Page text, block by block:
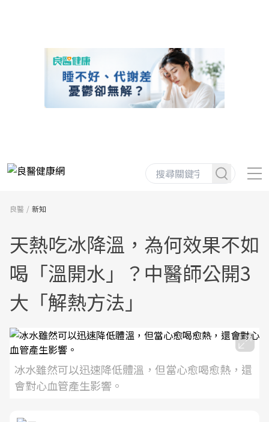
良醫 新知
天熱吃冰降溫，為何效果不如
喝「溫開水」？中醫師公開3
大「解熱方法」
冰水雖然可以迅速降低體溫，但當心愈喝愈熱，還
會對心血管產生影響。